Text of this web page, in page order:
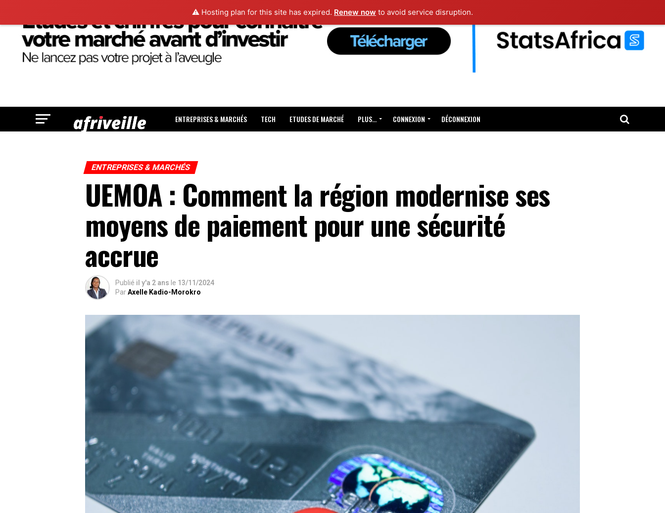
⚠️ Hosting plan for this site has expired. Renew now to avoid service disruption.
ENTREPRISES & MARCHÉS TECH ETUDES DE MARCHÉ PLUS… CONNEXION DÉCONNEXION
ENTREPRISES & MARCHÉS
UEMOA : Comment la région modernise ses
moyens de paiement pour une sécurité
accrue
Publié il y'a 2 ans le 13/11/2024
ParAxelle Kadio-Morokro